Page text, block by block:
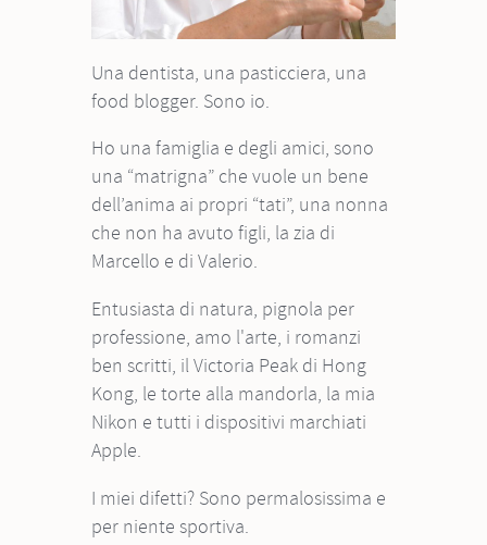
Una dentista, una pasticciera, una
food blogger. Sono io.
Ho una famiglia e degli amici, sono
una “matrigna” che vuole un bene
dell’anima ai propri “tati”, una nonna
che non ha avuto figli, la zia di
Marcello e di Valerio.
Entusiasta di natura, pignola per
professione, amo l'arte, i romanzi
ben scritti, il Victoria Peak di Hong
Kong, le torte alla mandorla, la mia
Nikon e tutti i dispositivi marchiati
Apple.
I miei difetti? Sono permalosissima e
per niente sportiva.